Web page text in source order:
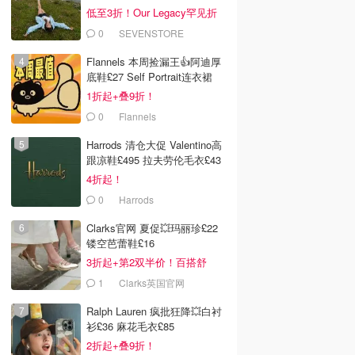
低至3折！Our Legacy罕见折
0 SEVENSTORE
Flannels 本周捡漏王👍阿迪厚
底鞋£27 Self Portrait连衣裙
£63
1折起+叠9折！
0 Flannels
Harrods 清仓大促 Valentino高
跟凉鞋£495 拉夫劳伦毛衣£43
4折起！
0 Harrods
Clarks官网 夏促💥玛丽珍£22
镂空芭蕾鞋£16
3折起+第2双半价！百搭舒
服！1 Clarks英国官网
Ralph Lauren 疯批狂降💥白衬
衫£36 麻花毛衣£85
2折起+叠9折！